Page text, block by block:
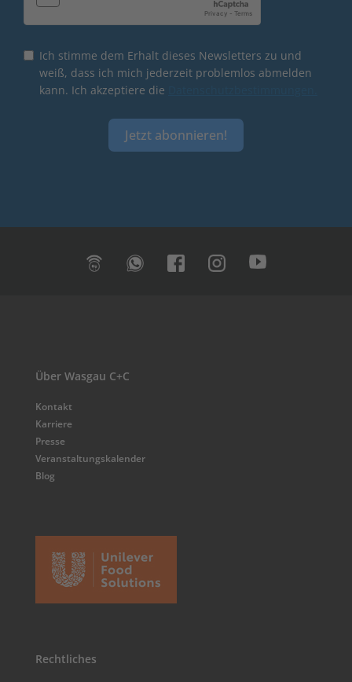
Ich stimme dem Erhalt dieses Newsletters zu und
weiß, dass ich mich jederzeit problemlos abmelden
kann. Ich akzeptiere die
Jetzt abonnieren!
Über Wasgau C+C
Kontakt
Karriere
Presse
Veranstaltungskalender
Blog
Rechtliches